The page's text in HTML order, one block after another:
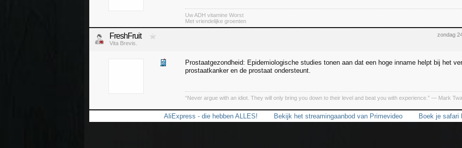
Uw ADH vitamine Worst
Met vriendelijke groenten
zondag
FreshFruit
Vita Brevis.
Prostaatgezondheid: Epidemiologische studies tonen aan dat een hoge inname helpt bij het
prostaatkanker en de prostaat ondersteunt.
“Never argue with an idiot. They will only bring you down to their level and beat you with experience.” ― Mark
AliExpress - die hebben ALLES! Bekijk het streamingaanbod van Primevideo Boek je safari